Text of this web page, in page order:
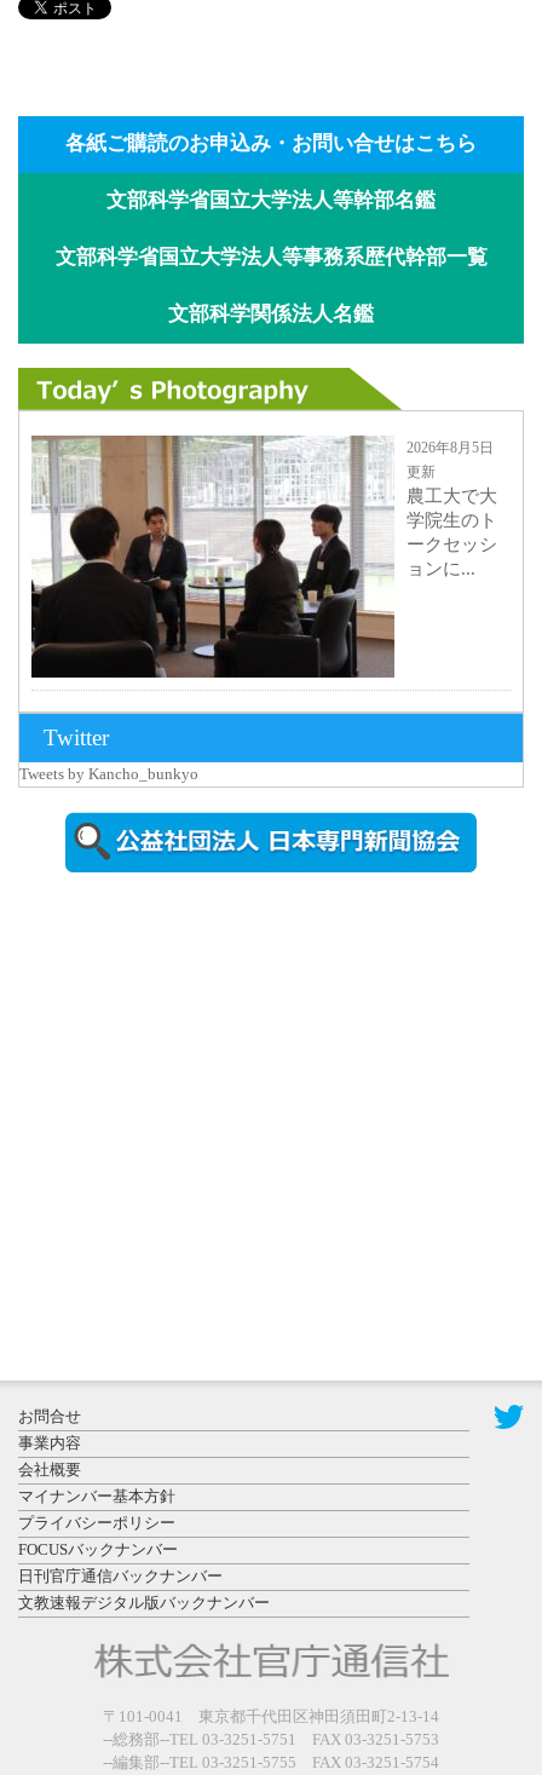
各紙ご購読のお申込み・お問い合せはこちら
文部科学省国立大学法人等幹部名鑑
文部科学省国立大学法人等事務系歴代幹部一覧
文部科学関係法人名鑑
2026年8月5日
更新
農工大で大
学院生のト
ークセッシ
ョンに...
ォトスポッ
ト （8...
県警等と大
規模災害時
連携協定を
締結し...
2026年7月27
日更新
政経学部の
来春開設決
定を祝...
Twitter
Tweets by Kancho_bunkyo
お問合せ
事業内容
会社概要
マイナンバー基本方針
プライバシーポリシー
FOCUSバックナンバー
日刊官庁通信バックナンバー
文教速報デジタル版バックナンバー
〒101-0041 東京都千代田区神田須田町2-13-14
--総務部--TEL 03-3251-5751 FAX 03-3251-5753
--編集部--TEL 03-3251-5755 FAX 03-3251-5754